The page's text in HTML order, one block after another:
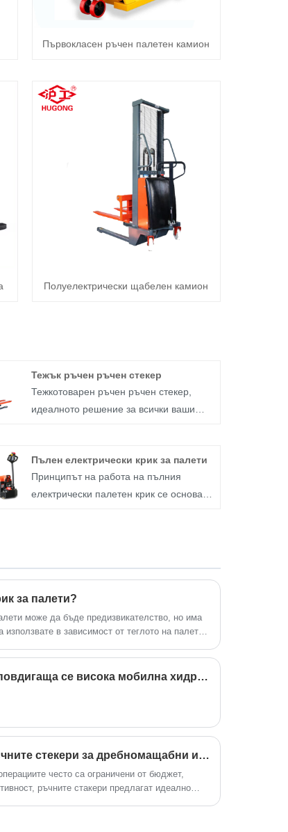
Първокласен ръчен палетен камион
Полуелектрически щабелен камион
Тежък ръчен ръчен стекер
Тежкотоварен ръчен ръчен стекер,
идеалното решение за всички ваши
дизайн, този ръчен стакер е създаден
да издържи и може да се справя с
лекота с тежки товари.
Пълен електрически крик за палети
Принципът на работа на пълния
електрически палетен крик се основава
резервоара и се доставя до
хидравличния цилиндър през тръбата.
След като хидравличното масло влезе
в хидравличния цилиндър, то ще
упражни натиск върху буталото и ще
да постигне повдигане на тежкия
за палети?
може да бъде предизвикателство, но има
в зависимост от теглото на палета
HUGO 6M 300KG Пълна самоповдигаща се висока мобилна хидравлична платформа за повдигане на открито Работна повдигаща се маса
Какви са предимствата на ръчните стекери за дребномащабни индустрии?
често са ограничени от бюджет,
ръчните стакери предлагат идеално